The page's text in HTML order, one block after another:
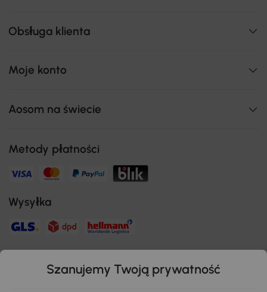
Obsługa klienta
Moje konto
Aosom na świecie
Metody płatności
Wysyłka
Szanujemy Twoją prywatność